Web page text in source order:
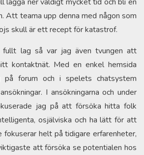
Att teama upp denna med någon som
skull är ett recept för katastrof.
lag så var jag även tvungen att
kontaktnät. Med en enkel hemsida
på forum och i spelets chatsystem
I ansökningarna och under
jag på att försöka hitta folk
osjälviska och ha lätt för att
fokuserar helt på tidigare erfarenheter,
att försöka se potentialen hos